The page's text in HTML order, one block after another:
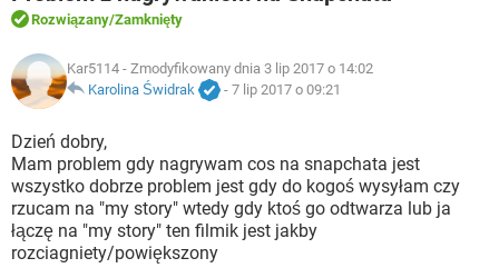
WINDOWS 10
SPOTIFY
INSTAGRAM
WINDOWS 10
GRY
IOS NETFLIX
INSTAGRAM
WINDOWS 10
FORUM
COVID-19
GRY WHATSAPP
INSTAGRAM FACEBOOK
WINDOWS 10
ARTYKUŁY
COVID-19
GRY
SPOTIFY NETFLIX
INSTAGRAM FACEBOOK
WINDOWS 10
Rozwiązany/Zamknięty
Kar5114 - Zmodyfikowany dnia 3 lip 2017 o 14:02
Karolina Świdrak
- 7 lip 2017 o 09:21
Dzień dobry,
Mam problem gdy nagrywam cos na snapchata jest
wszystko dobrze problem jest gdy do kogoś wysyłam czy
rzucam na "my story" wtedy gdy ktoś go odtwarza lub ja
łączę na "my story" ten filmik jest jakby
rozciagniety/powiększony